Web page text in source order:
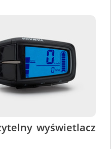
wyświetlacz